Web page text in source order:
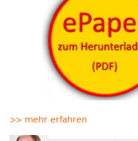
>> mehr erfahren